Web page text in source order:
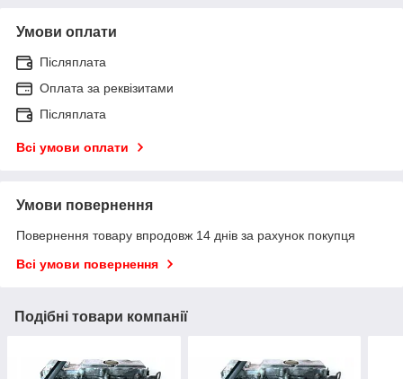
Умови оплати
Післяплата
Оплата за реквізитами
Післяплата
Всі умови оплати
Умови повернення
Повернення товару впродовж 14 днів за рахунок покупця
Всі умови повернення
Подібні товари компанії